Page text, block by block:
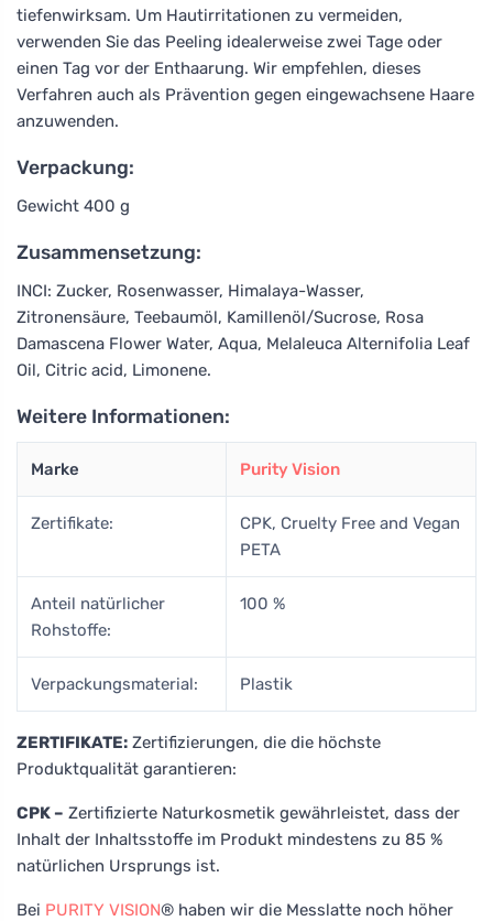
tiefenwirksam. Um Hautirritationen zu vermeiden,
verwenden Sie das Peeling idealerweise zwei Tage oder
einen Tag vor der Enthaarung. Wir empfehlen, dieses
Verfahren auch als Prävention gegen eingewachsene Haare
anzuwenden.
Verpackung:
Gewicht 400 g
Zusammensetzung:
INCI: Zucker, Rosenwasser, Himalaya-Wasser,
Zitronensäure, Teebaumöl, Kamillenöl/Sucrose, Rosa
Damascena Flower Water, Aqua, Melaleuca Alternifolia Leaf
Oil, Citric acid, Limonene.
Weitere Informationen:
Marke Purity Vision
Zertifikate:
CPK, Cruelty Free and Vegan
PETA
Anteil natürlicher
Rohstoffe:
100 %
Verpackungsmaterial: Plastik
ZERTIFIKATE: Zertifizierungen, die die höchste
Produktqualität garantieren:
CPK – Zertifizierte Naturkosmetik gewährleistet, dass der
Inhalt der Inhaltsstoffe im Produkt mindestens zu 85 %
natürlichen Ursprungs ist.
Bei PURITY VISION® haben wir die Messlatte noch höher